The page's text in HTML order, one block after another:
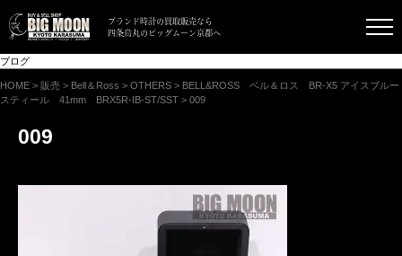
ブランド時計の買取販売なら
四条烏丸のビッグムーン京都へ
ブログ
HOME > 販売 > Bell＆Ross > OTHERS > BELL&ROSS ベル＆ロス BR-X5 アイスブルー
スティール 41mm BRX5R-IB-ST/SST > 009
009